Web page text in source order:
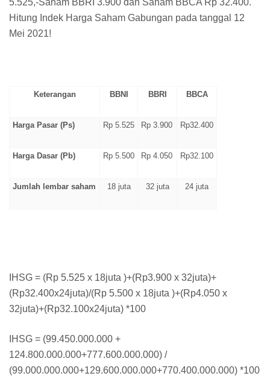
Hitung Indek Harga Saham Gabungan pada tanggal 12
Mei 2021!
Keterangan BBNI BBRI BBCA
Harga Pasar (Ps) Rp 5.525 Rp 3.900 Rp32.400
Harga Dasar (Pb) Rp 5.500 Rp 4.050 Rp32.100
Jumlah lembar saham 18 juta 32 juta 24 juta
IHSG = (Rp 5.525 x 18juta )+(Rp3.900 x 32juta)+
(Rp32.400x24juta)/(Rp 5.500 x 18juta )+(Rp4.050 x
32juta)+(Rp32.100x24juta) *100
IHSG = (99.450.000.000 +
124.800.000.000+777.600.000.000) /
(99.000.000.000+129.600.000.000+770.400.000.000) *100